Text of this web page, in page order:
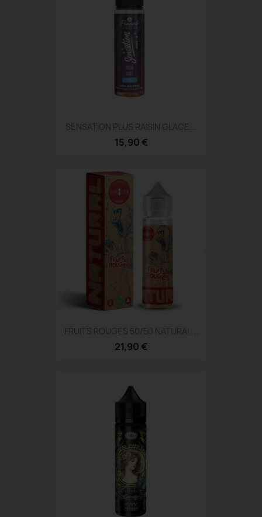
SENSATION PLUS RAISIN GLACE...
15,90 €
FRUITS ROUGES 50/50 NATURAL...
21,90 €